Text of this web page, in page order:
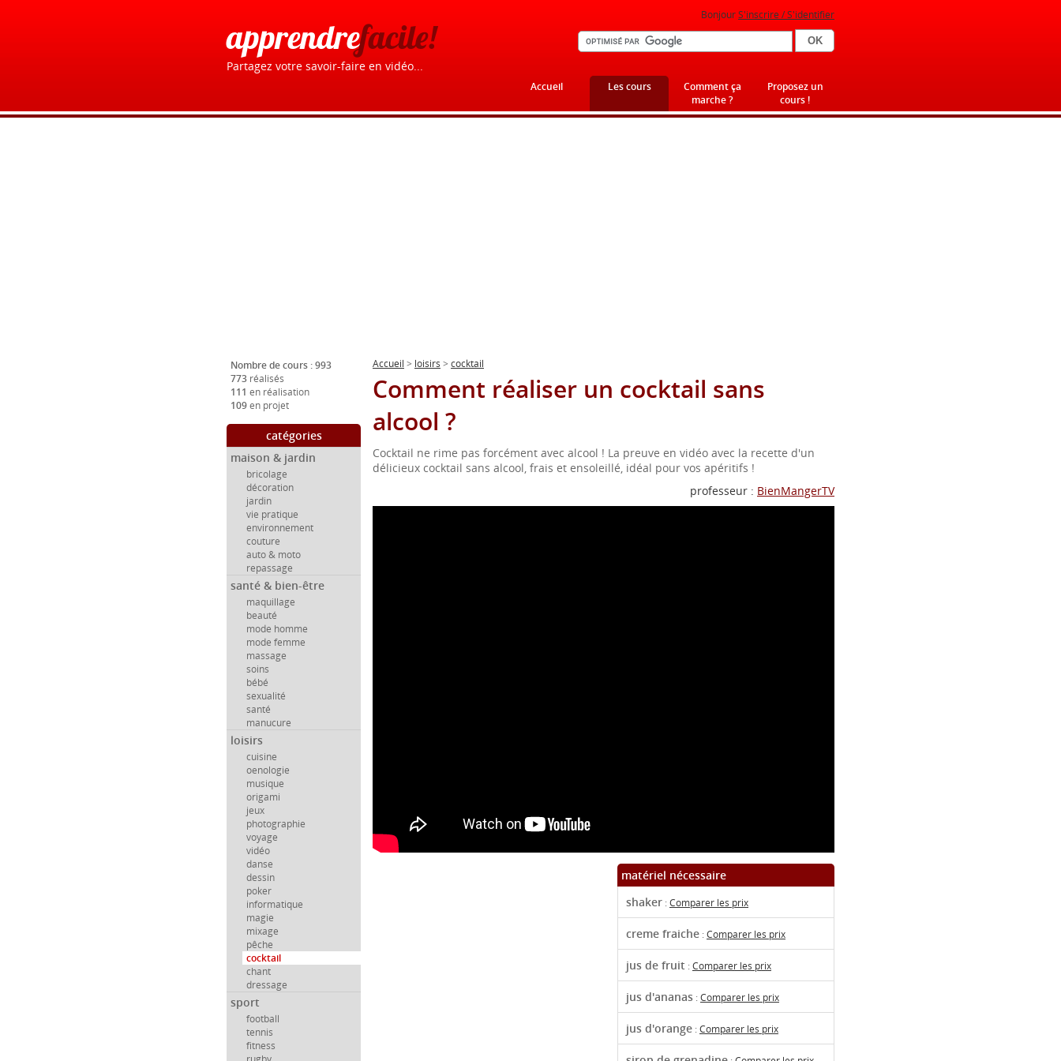
apprendrefacile!
Partagez votre savoir-faire en vidéo...
BonjourS'inscrire / S'identifier
Accueil Les cours
Comment ça
marche ?
Proposez un
cours !
Nombre de cours : 993
773 réalisés
111 en réalisation
109en projet
catégories
maison & jardin
bricolage
décoration
jardin
vie pratique
environnement
couture
auto & moto
repassage
santé & bien-être
maquillage
beauté
mode homme
mode femme
massage
soins
bébé
sexualité
santé
manucure
loisirs
cuisine
oenologie
musique
origami
jeux
photographie
voyage
vidéo
danse
dessin
poker
informatique
magie
mixage
pêche
cocktail
chant
dressage
sport
football
tennis
fitness
Accueil > loisirs > cocktail
Comment réaliser un cocktail sans
alcool ?
Cocktail ne rime pas forcément avec alcool ! La preuve en vidéo avec la recette d'un
délicieux cocktail sans alcool, frais et ensoleillé, idéal pour vos apéritifs !
professeur : BienMangerTV
matériel nécessaire
shaker :Comparer les prix
creme fraiche :Comparer les prix
jus de fruit :Comparer les prix
jus d'ananas :Comparer les prix
jus d'orange :Comparer les prix